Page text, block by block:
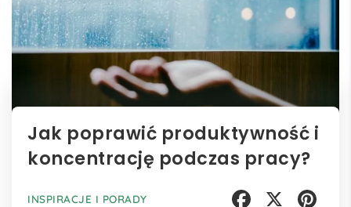
Jak poprawić produktywność i
koncentrację podczas pracy?
INSPIRACJE I PORADY